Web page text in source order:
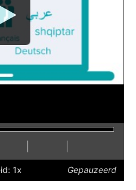
Verberg
ondertiteling
SnellerLangzamer
naar
volledig
1x Gepauzeerd